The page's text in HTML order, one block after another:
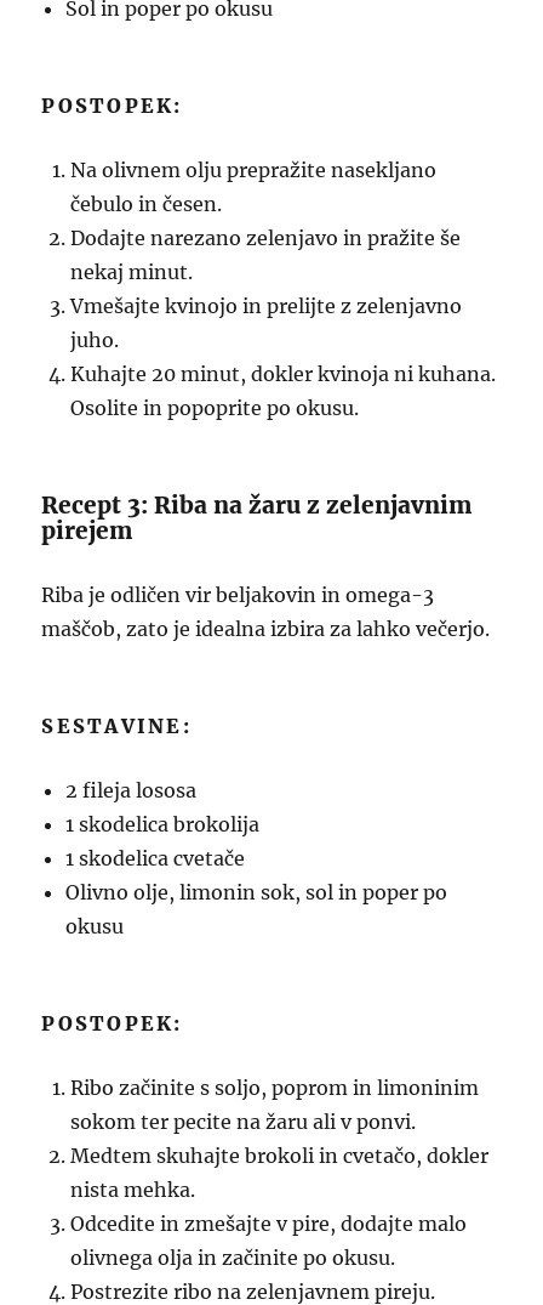
Sol in poper po okusu
POSTOPEK:
Na olivnem olju prepražite nasekljano
čebulo in česen.
Dodajte narezano zelenjavo in pražite še
nekaj minut.
Vmešajte kvinojo in prelijte z zelenjavno
juho.
Kuhajte 20 minut, dokler kvinoja ni kuhana.
Osolite in popoprite po okusu.
Recept 3: Riba na žaru z zelenjavnim
pirejem
Riba je odličen vir beljakovin in omega-3
maščob, zato je idealna izbira za lahko večerjo.
SESTAVINE:
2 fileja lososa
1 skodelica brokolija
1 skodelica cvetače
Olivno olje, limonin sok, sol in poper po
okusu
POSTOPEK:
Ribo začinite s soljo, poprom in limoninim
sokom ter pecite na žaru ali v ponvi.
Medtem skuhajte brokoli in cvetačo, dokler
nista mehka.
Odcedite in zmešajte v pire, dodajte malo
olivnega olja in začinite po okusu.
Postrezite ribo na zelenjavnem pireju.